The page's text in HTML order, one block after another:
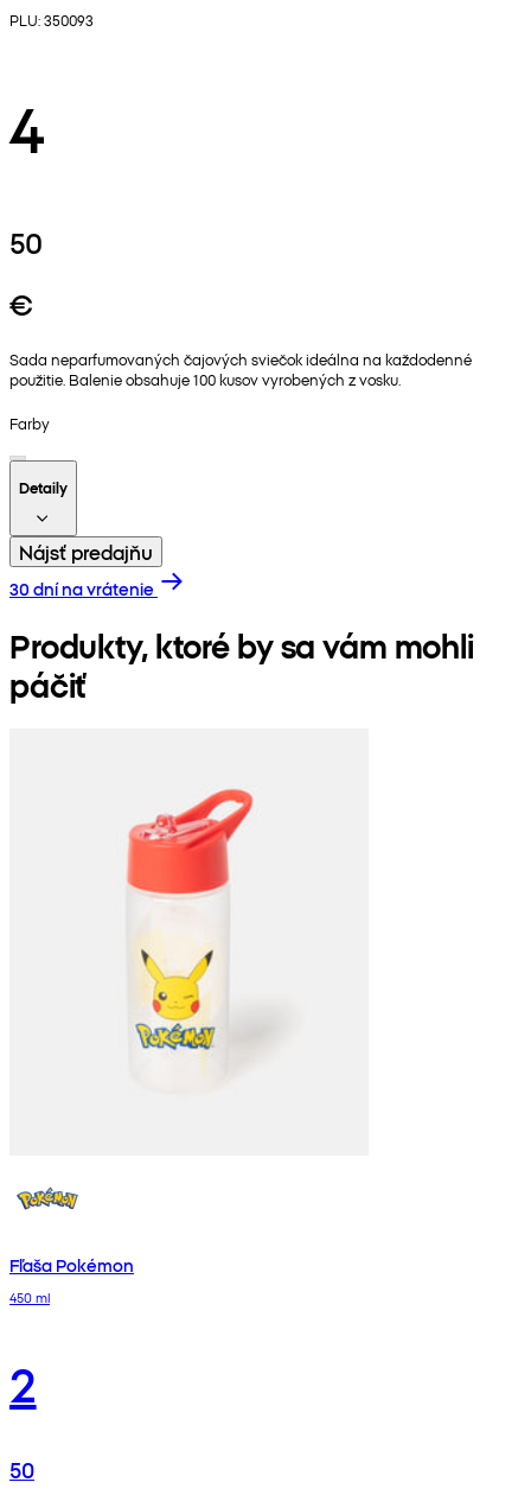
PLU: 350093
4
50
€
Sada neparfumovaných čajových sviečok ideálna na každodenné
použitie. Balenie obsahuje 100 kusov vyrobených z vosku.
Farby
Detaily
Nájsť predajňu
30 dní na vrátenie
Produkty, ktoré by sa vám mohli
páčiť
Fľaša Pokémon
450 ml
2
50